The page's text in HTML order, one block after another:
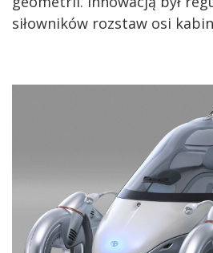
siłowników rozstaw osi